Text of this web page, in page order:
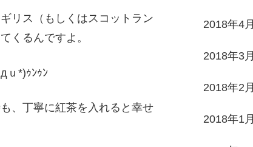
リス（もしくはスコットラン
くるんですよ。
ｕ*)ｩﾝｩﾝ
、丁寧に紅茶を入れると幸せ
2018年4月
2018年3月
2018年2月
2018年1月